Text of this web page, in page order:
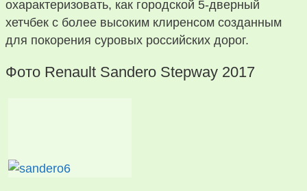
охарактеризовать, как городской 5-дверный
хетчбек с более высоким клиренсом созданным
для покорения суровых российских дорог.
Фото Renault Sandero Stepway 2017